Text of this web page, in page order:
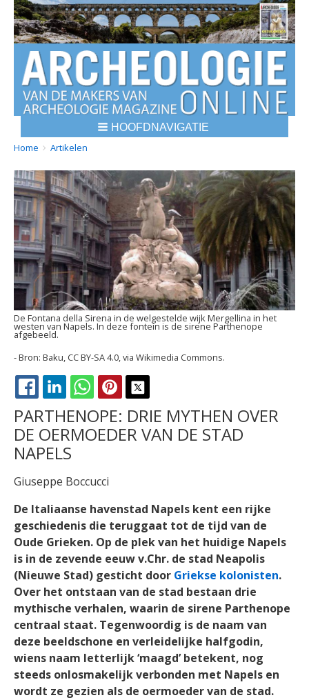
HOOFDNAVIGATIE
BREADCRUMBS
YOU
HERE:
Home Artikelen
De Fontana della Sirena in de welgestelde wijk Mergellina in het
westen van Napels. In deze fontein is de sirene Parthenope
afgebeeld.
Baku, CC BY-SA 4.0, via Wikimedia Commons.
FACEBOOK
LINKEDINWHATSAPPPINTEREST
PARTHENOPE: DRIE MYTHEN OVER
DE OERMOEDER VAN DE STAD
NAPELS
Giuseppe Boccucci
De Italiaanse havenstad Napels kent een rijke
geschiedenis die teruggaat tot de tijd van de
Oude Grieken. Op de plek van het huidige Napels
is in de zevende eeuw v.Chr. de stad Neapolis
(Nieuwe Stad) gesticht door Griekse kolonisten.
Over het ontstaan van de stad bestaan drie
mythische verhalen, waarin de sirene Parthenope
centraal staat. Tegenwoordig is de naam van
deze beeldschone en verleidelijke halfgodin,
wiens naam letterlijk ‘maagd’ betekent, nog
steeds onlosmakelijk verbonden met Napels en
wordt ze gezien als de oermoeder van de stad.